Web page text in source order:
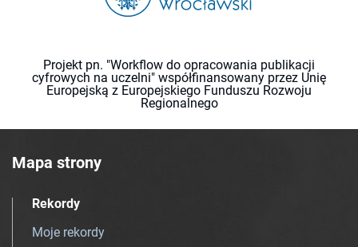
Projekt pn. "Workflow do opracowania publikacji
cyfrowych na uczelni" współfinansowany przez Unię
Europejską z Europejskiego Funduszu Rozwoju
Regionalnego
Mapa strony
Rekordy
Moje rekordy